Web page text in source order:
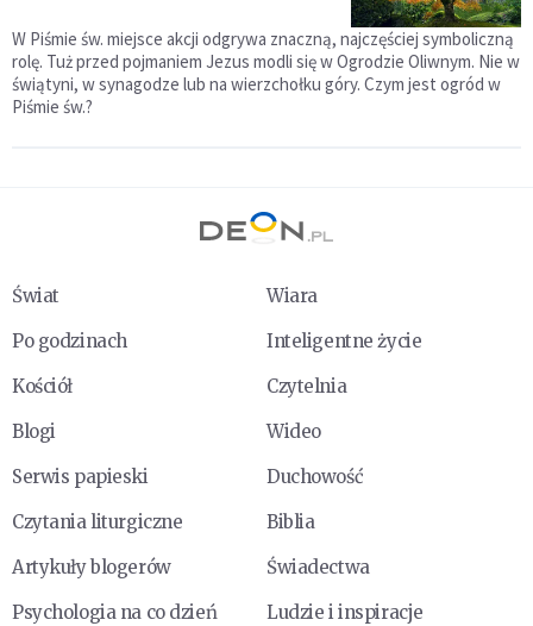
W Piśmie św. miejsce akcji odgrywa znaczną, najczęściej symboliczną
rolę. Tuż przed pojmaniem Jezus modli się w Ogrodzie Oliwnym. Nie w
świątyni, w synagodze lub na wierzchołku góry. Czym jest ogród w
Piśmie św.?
Świat
Wiara
Po godzinach
Inteligentne życie
Kościół
Czytelnia
Blogi
Wideo
Serwis papieski
Duchowość
Czytania liturgiczne
Biblia
Artykuły blogerów
Świadectwa
Psychologia na co dzień
Ludzie i inspiracje